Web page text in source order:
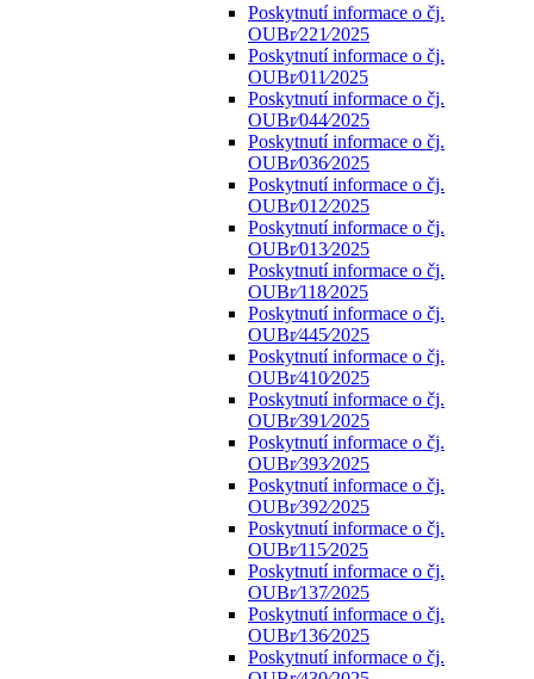
Poskytnutí informace o čj.
OUBr⁄221⁄2025
Poskytnutí informace o čj.
OUBr⁄011⁄2025
Poskytnutí informace o čj.
OUBr⁄044⁄2025
Poskytnutí informace o čj.
OUBr⁄036⁄2025
Poskytnutí informace o čj.
OUBr⁄012⁄2025
Poskytnutí informace o čj.
OUBr⁄013⁄2025
Poskytnutí informace o čj.
OUBr⁄118⁄2025
Poskytnutí informace o čj.
OUBr⁄445⁄2025
Poskytnutí informace o čj.
OUBr⁄410⁄2025
Poskytnutí informace o čj.
OUBr⁄391⁄2025
Poskytnutí informace o čj.
OUBr⁄393⁄2025
Poskytnutí informace o čj.
OUBr⁄392⁄2025
Poskytnutí informace o čj.
OUBr⁄115⁄2025
Poskytnutí informace o čj.
OUBr⁄137⁄2025
Poskytnutí informace o čj.
OUBr⁄136⁄2025
Poskytnutí informace o čj.